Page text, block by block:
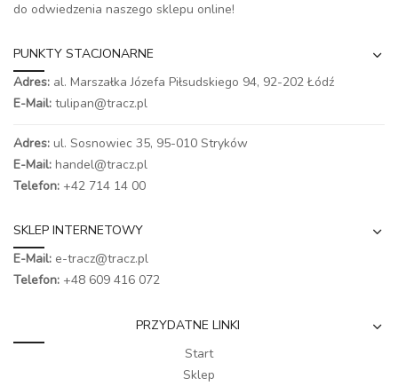
do odwiedzenia naszego sklepu online!
PUNKTY STACJONARNE
Adres: al. Marszałka Józefa Piłsudskiego 94, 92-202 Łódź
E-Mail: tulipan@tracz.pl
Adres: ul. Sosnowiec 35, 95-010 Stryków
E-Mail: handel@tracz.pl
Telefon: +42 714 14 00
SKLEP INTERNETOWY
E-Mail: e-tracz@tracz.pl
Telefon: +48 609 416 072
PRZYDATNE LINKI
Start
Sklep